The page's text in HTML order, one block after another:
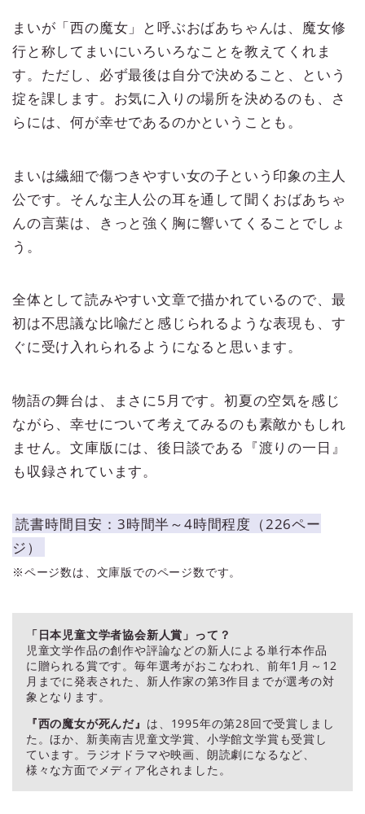
まいが「西の魔女」と呼ぶおばあちゃんは、魔女修
行と称してまいにいろいろなことを教えてくれま
す。ただし、必ず最後は自分で決めること、という
掟を課します。お気に入りの場所を決めるのも、さ
らには、何が幸せであるのかということも。
まいは繊細で傷つきやすい女の子という印象の主人
公です。そんな主人公の耳を通して聞くおばあちゃ
んの言葉は、きっと強く胸に響いてくることでしょ
う。
全体として読みやすい文章で描かれているので、最
初は不思議な比喩だと感じられるような表現も、す
ぐに受け入れられるようになると思います。
物語の舞台は、まさに5月です。初夏の空気を感じ
ながら、幸せについて考えてみるのも素敵かもしれ
ません。文庫版には、後日談である『渡りの一日』
も収録されています。
読書時間目安：3時間半～4時間程度（226ペー
ジ）
※ページ数は、文庫版でのページ数です。
「日本児童文学者協会新人賞」って？
児童文学作品の創作や評論などの新人による単行本作品
に贈られる賞です。毎年選考がおこなわれ、前年1月～12
月までに発表された、新人作家の第3作目までが選考の対
象となります。
『西の魔女が死んだ』 は、1995年の第28回で受賞しまし
た。ほか、新美南吉児童文学賞、小学館文学賞も受賞し
ています。ラジオドラマや映画、朗読劇になるなど、
様々な方面でメディア化されました。